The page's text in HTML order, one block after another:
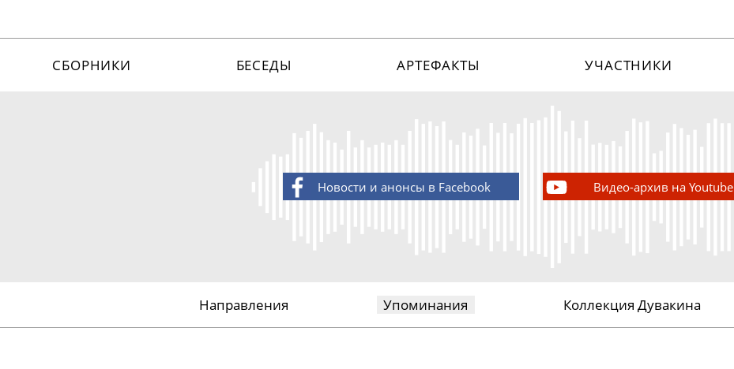
СБОРНИКИ БЕСЕДЫ АРТЕФАКТЫ УЧАСТНИКИ
Новости и анонсы в Facebook Видео-архив на Youtube
Направления Упоминания Коллекция Дувакина